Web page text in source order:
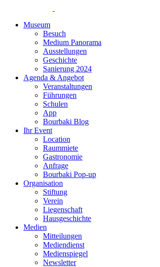
Museum
Besuch
Medium Panorama
Ausstellungen
Geschichte
Sanierung 2024
Agenda & Angebot
Veranstaltungen
Führungen
Schulen
App
Bourbaki Blog
Ihr Event
Location
Raummiete
Gastronomie
Anfrage
Bourbaki Pop-up
Organisation
Stiftung
Verein
Liegenschaft
Hausgeschichte
Medien
Mitteilungen
Mediendienst
Medienspiegel
Newsletter